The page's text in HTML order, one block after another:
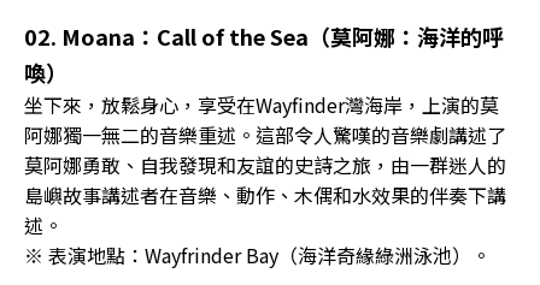
02. Moana：Call of the Sea（莫阿娜：海洋的呼
喚）
坐下來，放鬆身心，享受在Wayfinder灣海岸，上演的莫
阿娜獨一無二的音樂重述。這部令人驚嘆的音樂劇講述了
莫阿娜勇敢、自我發現和友誼的史詩之旅，由一群迷人的
島嶼故事講述者在音樂、動作、木偶和水效果的伴奏下講
述。
※ 表演地點：Wayfrinder Bay（海洋奇緣綠洲泳池）。